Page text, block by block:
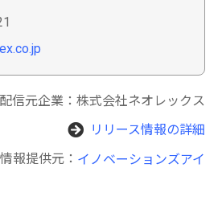
配信元企業：株式会社ネオレックス
リリース情報の詳細
情報提供元： イノベーションズアイ